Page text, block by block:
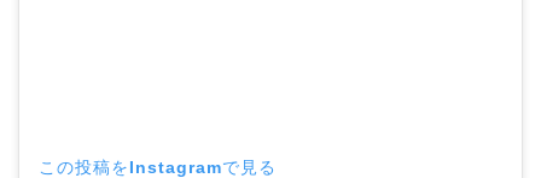
この投稿をInstagramで見る